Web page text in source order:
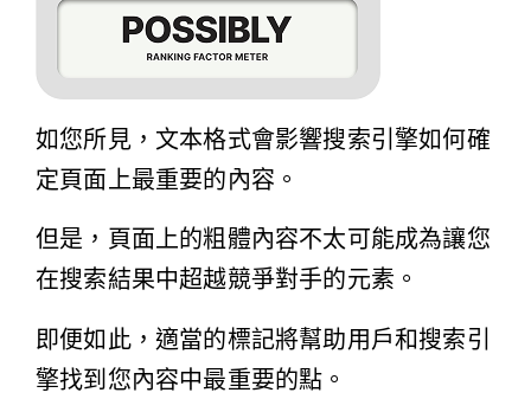
如您所見，文本格式會影響搜索引擎如何確
定頁面上最重要的內容。
但是，頁面上的粗體內容不太可能成為讓您
在搜索結果中超越競爭對手的元素。
即便如此，適當的標記將幫助用戶和搜索引
擎找到您內容中最重要的點。